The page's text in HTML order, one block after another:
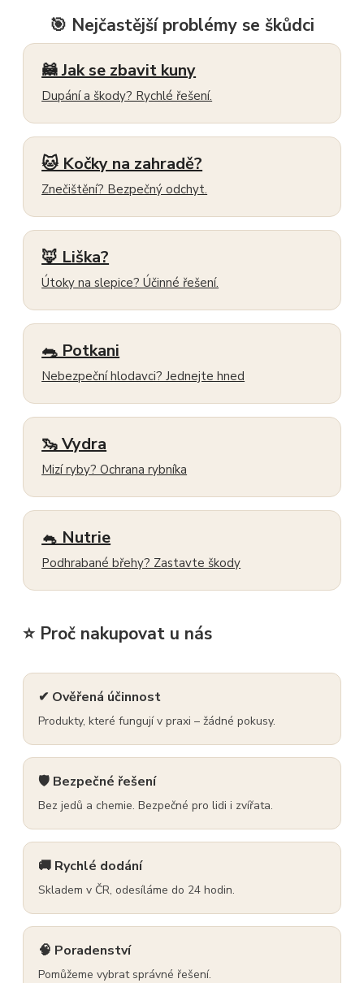
🎯 Nejčastější problémy se škůdci
🦝 Jak se zbavit kuny
Dupání a škody? Rychlé řešení.
🐱 Kočky na zahradě?
Znečištění? Bezpečný odchyt.
🦊 Liška?
Útoky na slepice? Účinné řešení.
🐀 Potkani
Nebezpeční hlodavci? Jednejte hned
🦦 Vydra
Mizí ryby? Ochrana rybníka
🐁 Nutrie
Podhrabané břehy? Zastavte škody
⭐ Proč nakupovat u nás
✔ Ověřená účinnost
Produkty, které fungují v praxi – žádné pokusy.
🛡️ Bezpečné řešení
Bez jedů a chemie. Bezpečné pro lidi i zvířata.
🚚 Rychlé dodání
Skladem v ČR, odesíláme do 24 hodin.
🧠 Poradenství
Pomůžeme vybrat správné řešení.